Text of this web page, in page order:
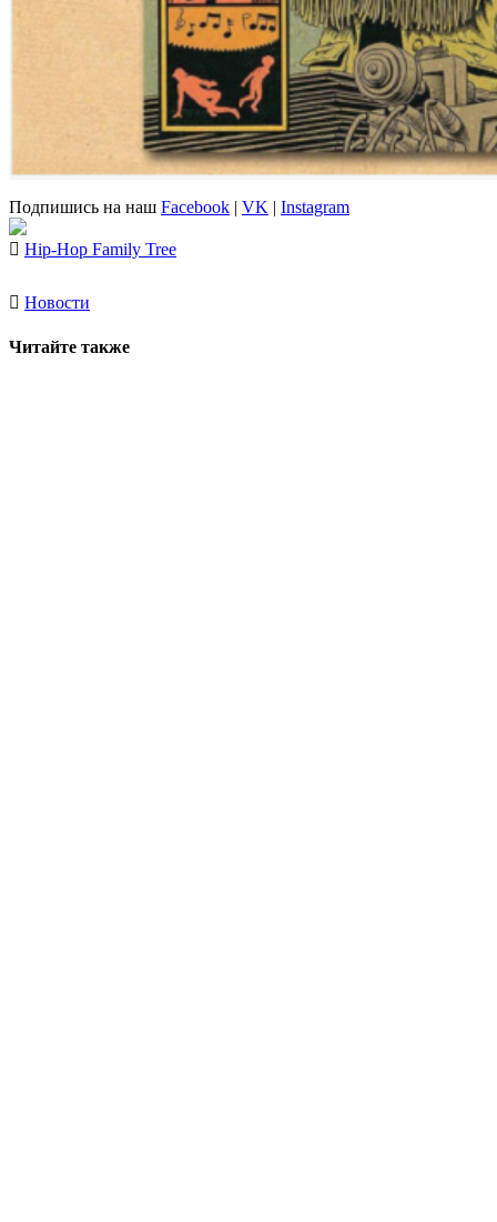
Подпишись на наш Facebook | VK | Instagram
Hip-Hop Family Tree
Новости
Читайте также